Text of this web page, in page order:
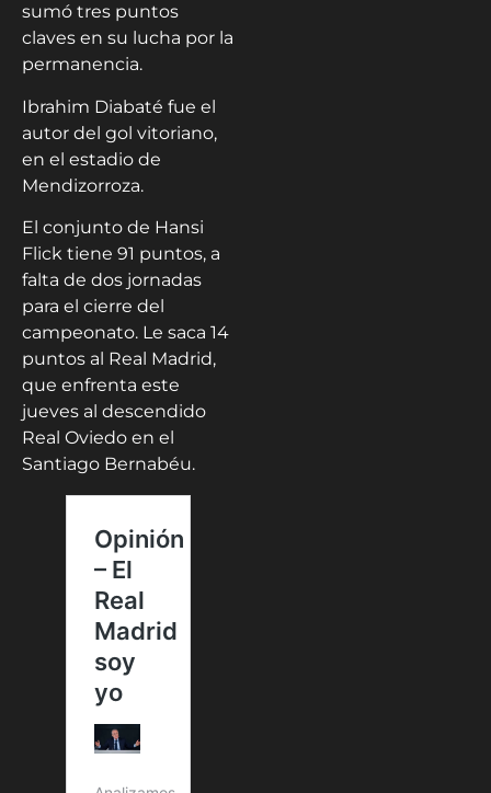
sumó tres puntos
claves en su lucha por la
permanencia.
Ibrahim Diabaté fue el
autor del gol vitoriano,
en el estadio de
Mendizorroza.
El conjunto de Hansi
Flick tiene 91 puntos, a
falta de dos jornadas
para el cierre del
campeonato. Le saca 14
puntos al Real Madrid,
que enfrenta este
jueves al descendido
Real Oviedo en el
Santiago Bernabéu.